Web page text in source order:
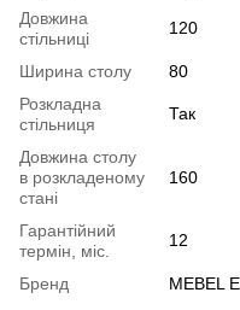
Довжина
стільниці
120
Ширина столу
80
Розкладна
стільниця
Так
Довжина столу
в розкладеному
стані
160
Гарантійний
термін, міс.
12
Бренд
MEBEL